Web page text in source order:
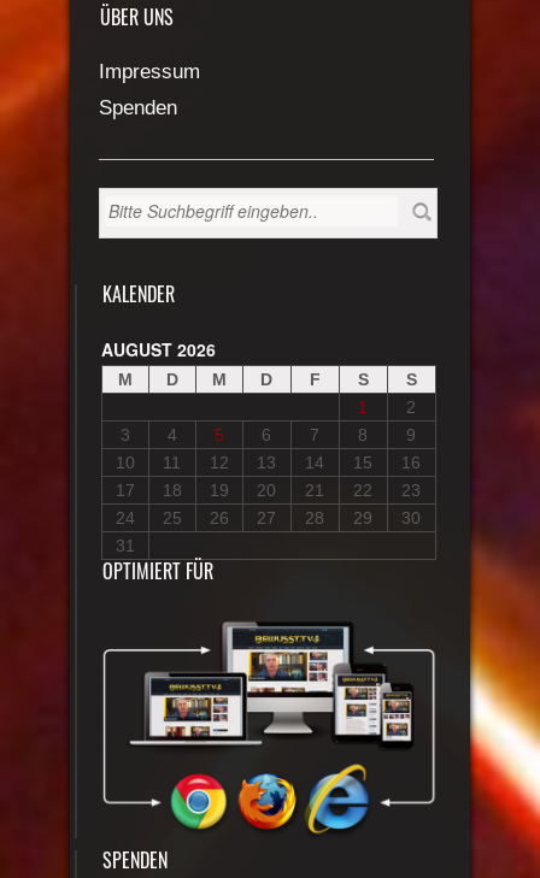
ÜBER UNS
Impressum
Spenden
KALENDER
AUGUST 2026
M D M D F S
S
1
2
3
4 5 6 7 8
9
10
11 12 13 14 15
16
17
18 19 20 21 22
23
24
25 26 27 28 29
30
31
OPTIMIERT FÜR
SPENDEN